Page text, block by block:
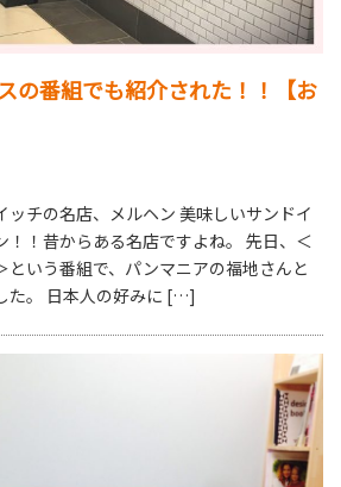
の番組でも紹介された！！【お
ッチの名店、メルヘン 美味しいサンドイ
！！昔からある名店ですよね。 先日、＜
という番組で、パンマニアの福地さんと
た。 日本人の好みに […]